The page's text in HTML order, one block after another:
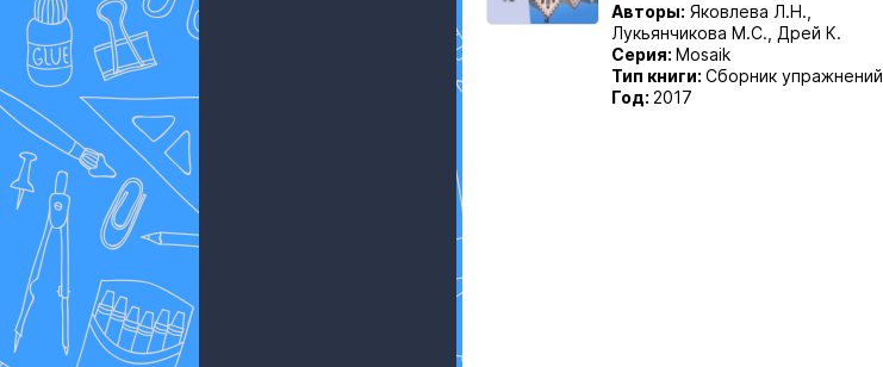
Авторы: Яковлева Л.Н.,
Лукьянчикова М.С., Дрей К.
Серия: Mosaik
Тип книги: Сборник упражнений
Год: 2017